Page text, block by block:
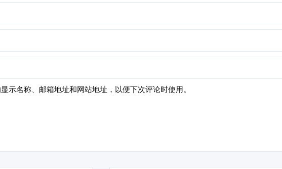
示名称、邮箱地址和网站地址，以便下次评论时使用。